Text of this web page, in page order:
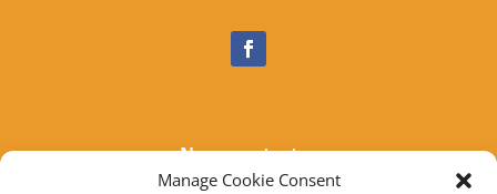
Manage Cookie Consent
Nous contacter